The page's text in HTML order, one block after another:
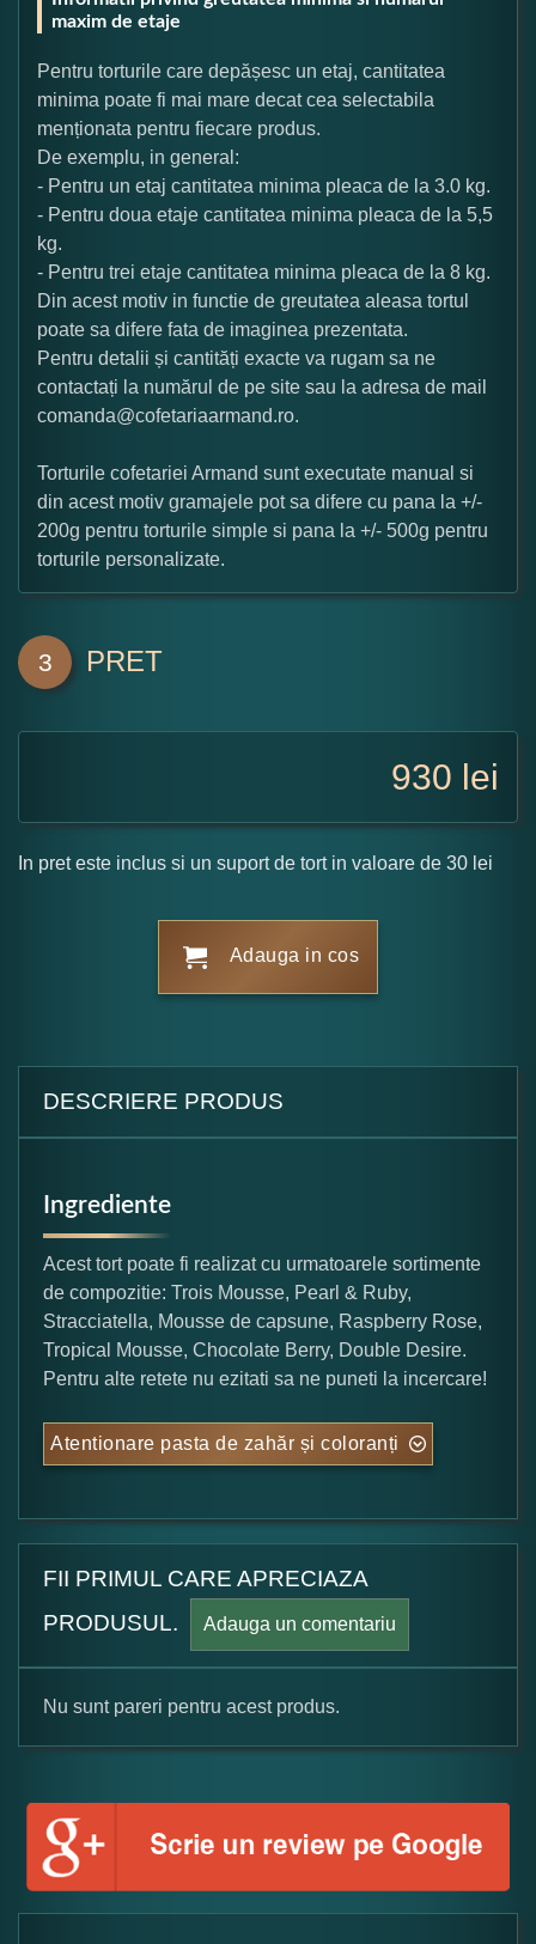
maxim de etaje
Pentru torturile care depășesc un etaj, cantitatea
minima poate fi mai mare decat cea selectabila
menționata pentru fiecare produs.
De exemplu, in general:
- Pentru un etaj cantitatea minima pleaca de la 3.0 kg.
- Pentru doua etaje cantitatea minima pleaca de la 5,5
kg.
- Pentru trei etaje cantitatea minima pleaca de la 8 kg.
Din acest motiv in functie de greutatea aleasa tortul
poate sa difere fata de imaginea prezentata.
Pentru detalii și cantități exacte va rugam sa ne
contactați la numărul de pe site sau la adresa de mail
comanda@cofetariaarmand.ro.
Torturile cofetariei Armand sunt executate manual si
din acest motiv gramajele pot sa difere cu pana la +/-
200g pentru torturile simple si pana la +/- 500g pentru
torturile personalizate.
3 PRET
930 lei
In pret este inclus si un suport de tort in valoare de 30 lei
Adauga in cos
DESCRIERE PRODUS
Ingrediente
Acest tort poate fi realizat cu urmatoarele sortimente
de compozitie: Trois Mousse, Pearl & Ruby,
Stracciatella, Mousse de capsune, Raspberry Rose,
Tropical Mousse, Chocolate Berry, Double Desire.
Pentru alte retete nu ezitati sa ne puneti la incercare!
Atentionare pasta de zahăr și coloranți
FII PRIMUL CARE APRECIAZA
PRODUSUL.
Adauga un comentariu
Formular pareri client
Numele dumneavoastra:
Nu sunt pareri pentru acest produs.